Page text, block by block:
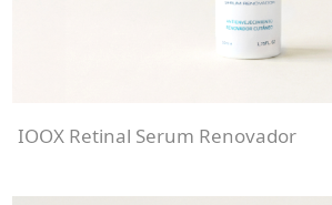
IOOX Retinal Serum Renovador